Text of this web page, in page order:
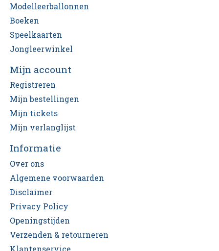
Modelleerballonnen
Boeken
Speelkaarten
Jongleerwinkel
Mijn account
Registreren
Mijn bestellingen
Mijn tickets
Mijn verlanglijst
Informatie
Over ons
Algemene voorwaarden
Disclaimer
Privacy Policy
Openingstijden
Verzenden & retourneren
Klantenservice